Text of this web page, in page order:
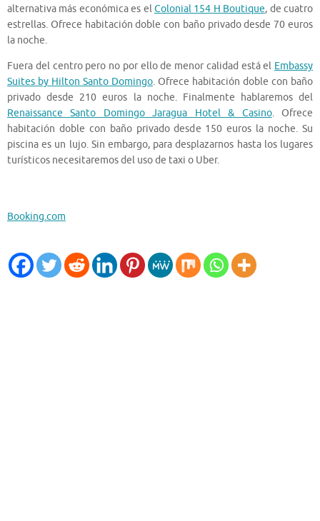
alternativa más económica es elColonial 154 H Boutique, de cuatro
estrellas. Ofrece habitación doble con baño privado desde 70 euros
la noche.
Fuera del centro pero no por ello de menor calidad está el Embassy
Suites by Hilton Santo Domingo. Ofrece habitación doble con baño
privado desde 210 euros la noche. Finalmente hablaremos del
Renaissance Santo Domingo Jaragua Hotel & Casino. Ofrece
habitación doble con baño privado desde 150 euros la noche. Su
piscina es un lujo. Sin embargo, para desplazarnos hasta los lugares
turísticos necesitaremos del uso de taxi o Uber.
Booking.com